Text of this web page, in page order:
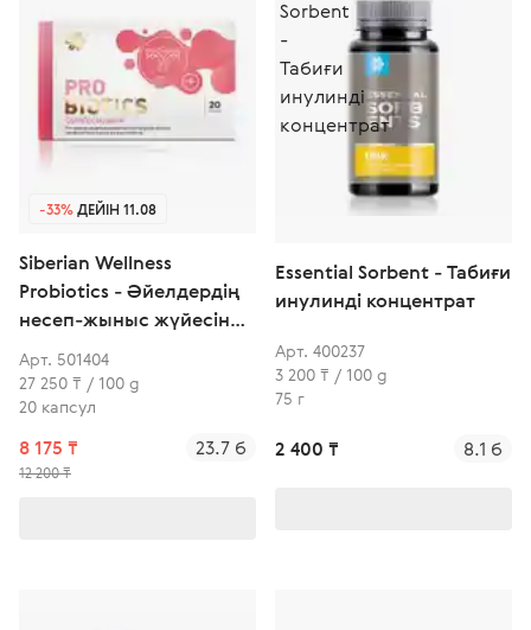
-33%ДЕЙІН 11.08
Siberian Wellness
Probiotics - Әйелдердің
несеп-жыныс жүйесін
қорғауға және ішек
бұзылыстарының алдын
алуға арналған "Gyneflor
Арт. 501404
27 250 ₸ / 100 g
20 капсул
8 175 ₸
12 200 ₸
23.7 б
Essential Sorbent - Табиғи
инулинді концентрат
Арт. 400237
3 200 ₸ / 100 g
75 г
2 400 ₸ 8.1 б